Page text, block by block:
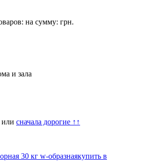
на сумму: грн.
и зала
или сначала дорогие ↑↑